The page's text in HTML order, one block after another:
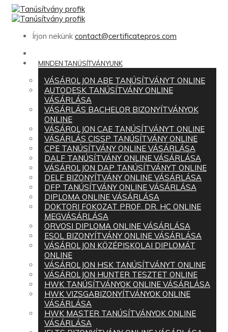
Írjon nekünk contact@certificatepros.com
MINDEN TANÚSÍTVÁNYUNK
VÁSÁROLJON ABE TANÚSÍTVÁNYT ONLINE
AUTODESK TANÚSÍTVÁNY ONLINE
VÁSÁRLÁSA
VÁSÁRLÁS BACHELOR BIZONYÍTVÁNYOK
ONLINE
VÁSÁROLJON CAE TANÚSÍTVÁNYT ONLINE
VÁSÁRLÁS CISSP TANÚSÍTVÁNY ONLINE
CPE TANÚSÍTVÁNY ONLINE VÁSÁRLÁSA
DALF TANÚSÍTVÁNY ONLINE VÁSÁRLÁSA
VÁSÁROLJON DAP TANÚSÍTVÁNYT ONLINE
DELF BIZONYÍTVÁNY ONLINE VÁSÁRLÁSA
DFP TANÚSÍTVÁNY ONLINE VÁSÁRLÁSA
DIPLOMA ONLINE VÁSÁRLÁSA
DOKTORI FOKOZAT PROF. DR. HC ONLINE
MEGVÁSÁRLÁSA
ORVOSI DIPLOMA ONLINE VÁSÁRLÁSA
ESOL BIZONYÍTVÁNY ONLINE VÁSÁRLÁSA
VÁSÁROLJON KÖZÉPISKOLAI DIPLOMÁT
ONLINE
VÁSÁROLJON HSK TANÚSÍTVÁNYT ONLINE
VÁSÁROLJON HUNTER TESZTET ONLINE
HWK TANÚSÍTVÁNYOK ONLINE VÁSÁRLÁSA
HWK VIZSGABIZONYÍTVÁNYOK ONLINE
VÁSÁRLÁSA
HWK MASTER TANÚSÍTVÁNYOK ONLINE
VÁSÁRLÁSA